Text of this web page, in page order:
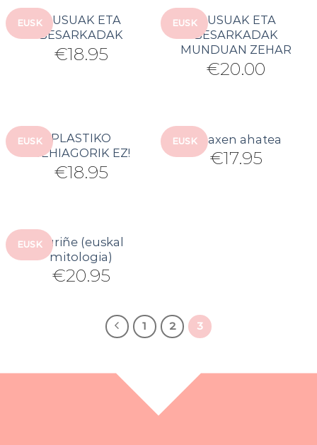
EUSKMUSUAK ETA
BESARKADAK
€18.95
EUSKMUSUAK ETA
BESARKADAK
MUNDUAN ZEHAR
€20.00
EUSK
PLASTIKO
GEHIAGORIK EZ!
€18.95
EUSKUnaxen ahatea
€17.95
EUSKZuriñe (euskal
mitologia)
€20.95
1 2 3